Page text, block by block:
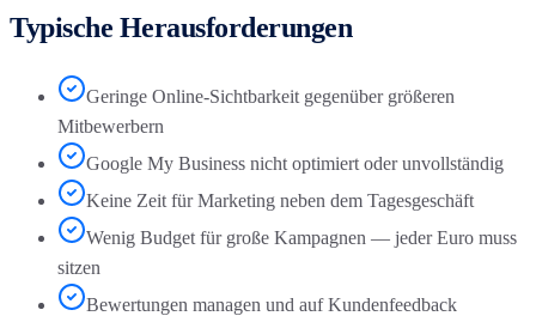
Typische Herausforderungen
Geringe Online-Sichtbarkeit gegenüber größeren
Mitbewerbern
Google My Business nicht optimiert oder unvollständig
Keine Zeit für Marketing neben dem Tagesgeschäft
Wenig Budget für große Kampagnen — jeder Euro muss
sitzen
Bewertungen managen und auf Kundenfeedback